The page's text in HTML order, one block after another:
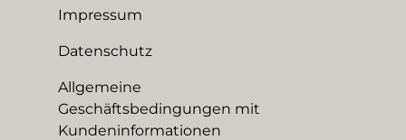
Impressum
Datenschutz
Allgemeine
Geschäftsbedingungen mit
Kundeninformationen